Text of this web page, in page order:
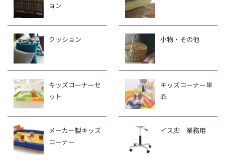
ョン
クッション 小物・その他
キッズコーナーセ
ット
キッズコーナー単
品
メーカー製キッズ
コーナー
イス脚 業務用